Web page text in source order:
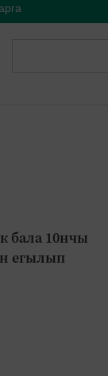
бала 10нчы
егылып